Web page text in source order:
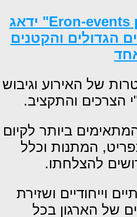
Eron-" ידאג
הגדולים והקטנים
של האירוע וגיבוש
הצרכים והתקציב.
ביותר לקיום
המתנות וכלל
להצלחתו.
וייחודיים ושזירת
של הארגון בכל